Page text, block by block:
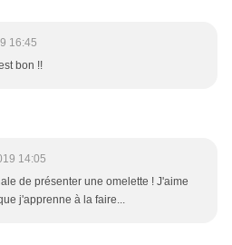
16:45
bon !!
14:05
de présenter une omelette ! J'aime
j'apprenne à la faire...